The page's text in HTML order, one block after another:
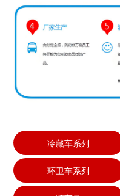
冷藏车系列
环卫车系列